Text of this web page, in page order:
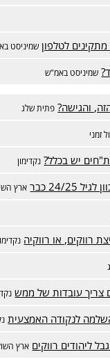
מתקינים לטלפון שמיניסט
שמיניסט באמ"ש
והגישה? פתית שלג
זמני
יש בכלל? נקדימון
25 כבר ארץ
רווקים, או רווקיה
צריך עובדות של ממש
לנקודה האמצעית
ליהודים רווקים ארץ